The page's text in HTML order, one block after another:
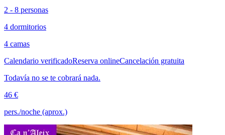
2 - 8 personas
4 dormitorios
4 camas
Calendario verificadoReserva onlineCancelación gratuita
Todavía no se te cobrará nada.
46 €
pers./noche (aprox.)